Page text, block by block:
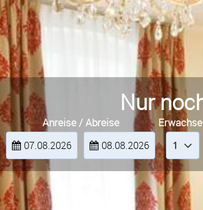
Nur
Anreise / Abreise
07.08.2026 08.08.2026